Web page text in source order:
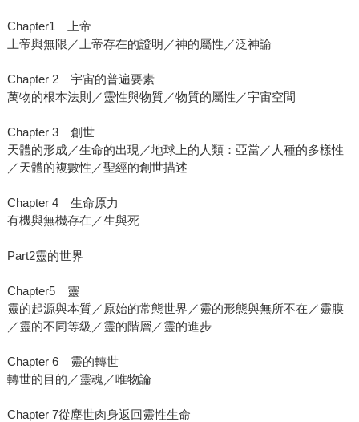
Chapter1 上帝
上帝與無限／上帝存在的證明／神的屬性／泛神論
Chapter 2 宇宙的普遍要素
萬物的根本法則／靈性與物質／物質的屬性／宇宙空間
Chapter 3 創世
天體的形成／生命的出現／地球上的人類：亞當／人種的多樣性
／天體的複數性／聖經的創世描述
Chapter 4 生命原力
有機與無機存在／生與死
Part2靈的世界
Chapter5 靈
靈的起源與本質／原始的常態世界／靈的形態與無所不在／靈膜
／靈的不同等級／靈的階層／靈的進步
Chapter 6 靈的轉世
轉世的目的／靈魂／唯物論
Chapter 7從塵世肉身返回靈性生命